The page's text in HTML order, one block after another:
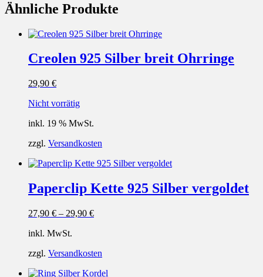
Ähnliche Produkte
Creolen 925 Silber breit Ohrringe
29,90 €
Nicht vorrätig
inkl. 19 % MwSt.
zzgl. Versandkosten
Paperclip Kette 925 Silber vergoldet
27,90 € – 29,90 €
inkl. MwSt.
zzgl. Versandkosten